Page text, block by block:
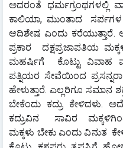
ಅದರಂತೆ ಧರ್ಮಗ್ರಂಥಗಳಲ್ಲಿ
ಕಾಲಿಯಾ, ಮುಂತಾದ  ಸರ್ಪಗಳ
ಆದಿಶೇಷ ಎಂದು
ಪ್ರಕಾರ  ದಕ್ಷಪ್ರಜಾಪತಿಯ
ಮಹರ್ಷಿಗೆ  ಕೊಟ್ಟು ವಿವಾಹ
ಪತ್ನಿಯರ ಸೇವೆಯಿಂದ
ಹೇಳುತ್ತಾರೆ. ಎಲ್ಲರಿಗೂ ಸಮಾನ
ಬೇಕೆಂದು ಕದ್ರು ಕೇಳಿದಳು.
ಕದ್ರುವಿನ   ಸಾವಿರ
ಮಕ್ಕಳು ಬೇಕು ಎಂದು ವಿನುತ